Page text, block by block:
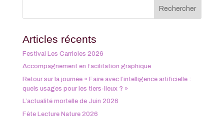
Articles récents
Festival Les Carrioles 2026
Accompagnement en facilitation graphique
Retour sur la journée « Faire avec l’intelligence artificielle :
quels usages pour les tiers-lieux ? »
L’actualité mortelle de Juin 2026
Fête Lecture Nature 2026